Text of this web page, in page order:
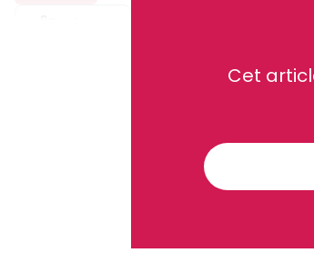
Cet
Recevez notre
En vous inscrivant à la newsletter,